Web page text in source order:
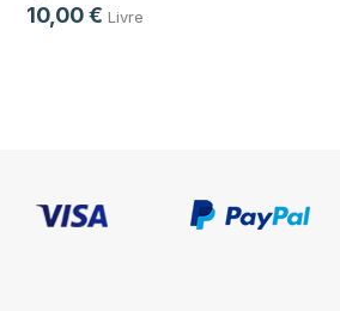
10,00 € Livre